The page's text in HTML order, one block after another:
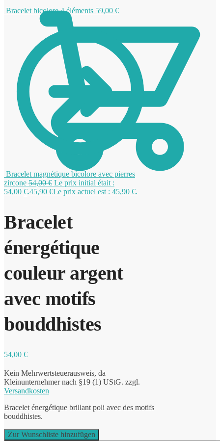
0
Bracelet bicolore 4 éléments 59,00 €
Bracelet magnétique bicolore avec pierres
zircone 54,00€ Le prix initial était :
54,00 €.45,90 €Le prix actuel est : 45,90 €.
Bracelet
énergétique
couleur argent
avec motifs
bouddhistes
54,00 €
Kein Mehrwertsteuerausweis, da
Kleinunternehmer nach §19 (1) UStG. zzgl.
Versandkosten
Bracelet énergétique brillant poli avec des motifs
bouddhistes.
Zur Wunschliste hinzufügen